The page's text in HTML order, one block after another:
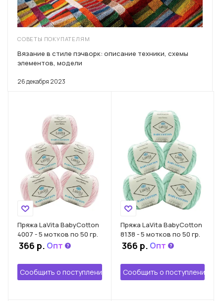
СОВЕТЫ ПОКУПАТЕЛЯМ
26 декабря 2023
Вязание в стиле пэчворк: описание техники, схемы
элементов, модели
Пряжа LaVita BabyCotton
4007 - 5 мотков по 50 гр.
366 р. Опт
Сообщить о поступлении
Пряжа LaVita BabyCotton
8138 - 5 мотков по 50 гр.
366 р. Опт
Сообщить о поступлении